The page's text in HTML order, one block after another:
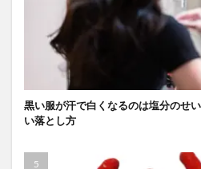
黒い服が汗で白くなるのは塩分のせ
い落とし方